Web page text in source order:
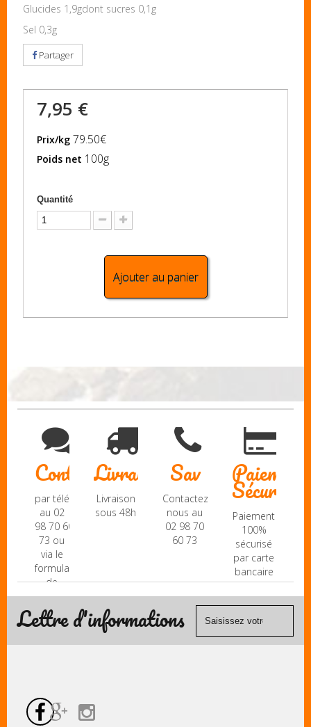
Glucides 1,9gdont sucres 0,1g
Sel 0,3g
Partager
7,95 €
Prix/kg 79.50€
Poids net 100g
Quantité
Ajouter au panier
Contact
par téléphone
au 02
98 70 60
73 ou
via le
formulaire
de
contact
Livraison
Livraison
sous 48h
Sav
Contactez-
nous au
02 98 70
60 73
Paiement
Sécurisé
Paiement
100%
sécurisé
par carte
bancaire
(Mastercard,
Visa, ...) et
Lettre d'informations